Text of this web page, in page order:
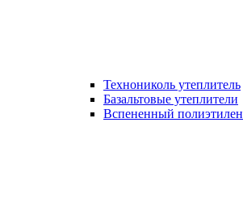
Технониколь утеплитель
Базальтовые утеплители
Вспененный полиэтилен